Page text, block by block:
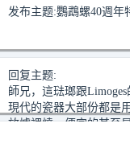
发布主题:鸚鵡螺40週年
回复主题:
師兄，這琺瑯跟
現代的瓷器大部份都是
放爐裡燒，便宜的甚至